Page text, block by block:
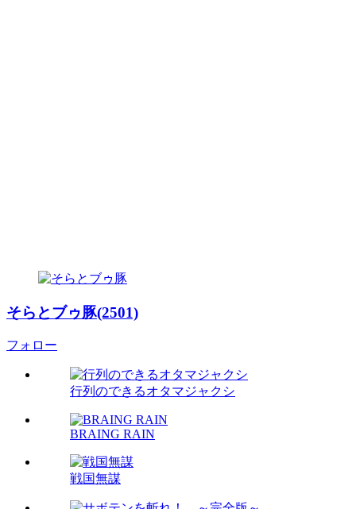
そらとブゥ豚(2501)
フォロー
行列のできるオタマジャクシ
BRAING RAIN
戦国無謀